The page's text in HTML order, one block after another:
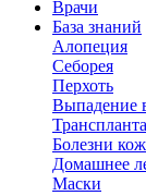
Врачи
База знаний
Алопеция
Себорея
Перхоть
Выпадение
Болезни
Домашнее
Маски